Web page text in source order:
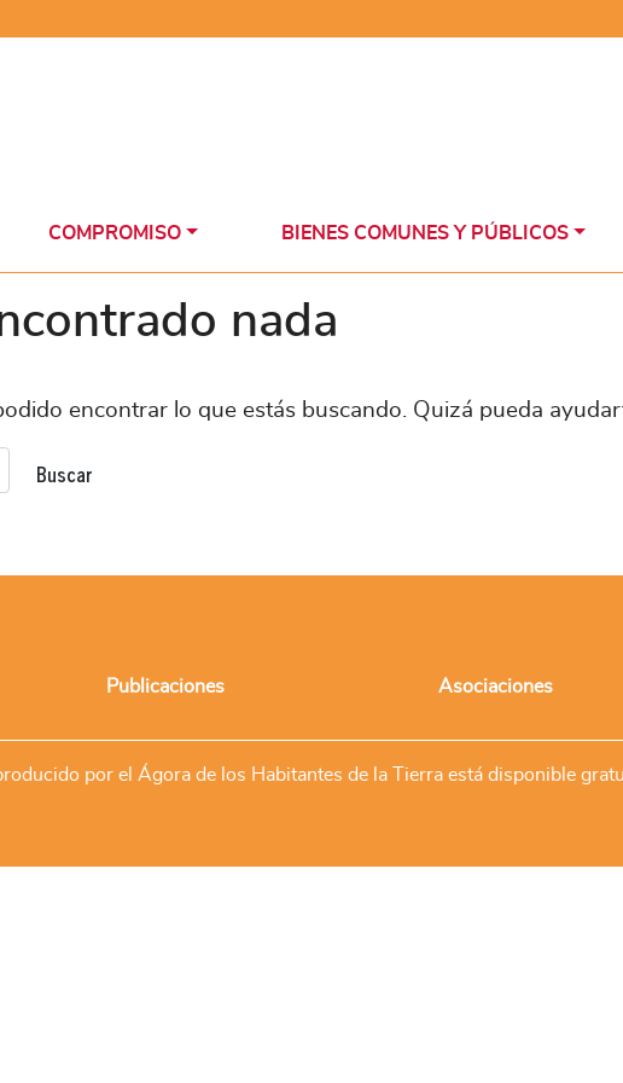
COMPROMISO BIENES COMUNES Y PÚBLICOS
nada
encontrar lo que estás buscando. Quizá pueda
Publicaciones Asociaciones
por el Ágora de los Habitantes de la Tierra está disponible